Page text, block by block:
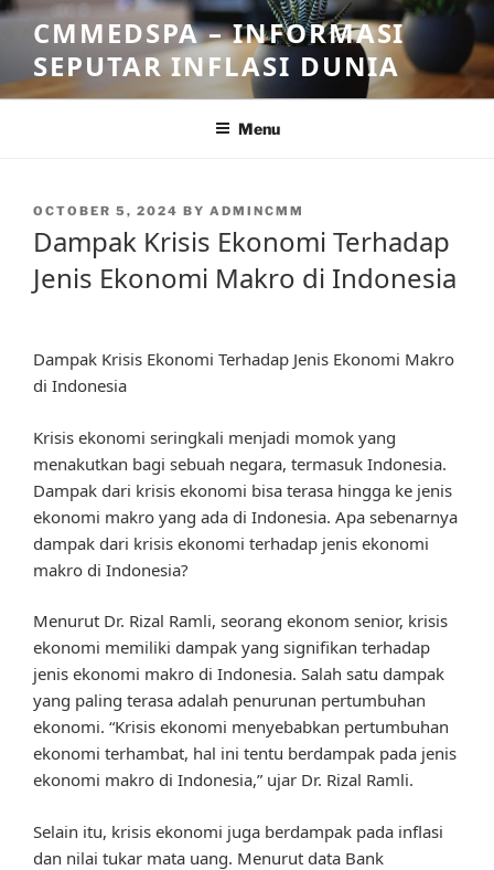
Skip
content
CMMEDSPA – INFORMASI
SEPUTAR INFLASI DUNIA
Menu
POSTED
OCTOBER 5, 2024 BY ADMINCMM
Dampak Krisis Ekonomi Terhadap
Jenis Ekonomi Makro di Indonesia
Dampak Krisis Ekonomi Terhadap Jenis Ekonomi Makro
di Indonesia
Krisis ekonomi seringkali menjadi momok yang
menakutkan bagi sebuah negara, termasuk Indonesia.
Dampak dari krisis ekonomi bisa terasa hingga ke jenis
ekonomi makro yang ada di Indonesia. Apa sebenarnya
dampak dari krisis ekonomi terhadap jenis ekonomi
makro di Indonesia?
Menurut Dr. Rizal Ramli, seorang ekonom senior, krisis
ekonomi memiliki dampak yang signifikan terhadap
jenis ekonomi makro di Indonesia. Salah satu dampak
yang paling terasa adalah penurunan pertumbuhan
ekonomi. “Krisis ekonomi menyebabkan pertumbuhan
ekonomi terhambat, hal ini tentu berdampak pada jenis
ekonomi makro di Indonesia,” ujar Dr. Rizal Ramli.
Selain itu, krisis ekonomi juga berdampak pada inflasi
dan nilai tukar mata uang. Menurut data Bank